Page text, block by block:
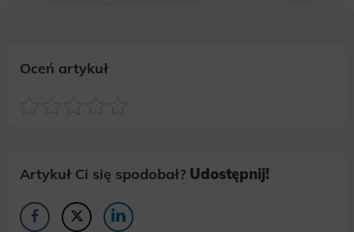
Oceń artykuł
Artykuł Ci się spodobał? Udostępnij!